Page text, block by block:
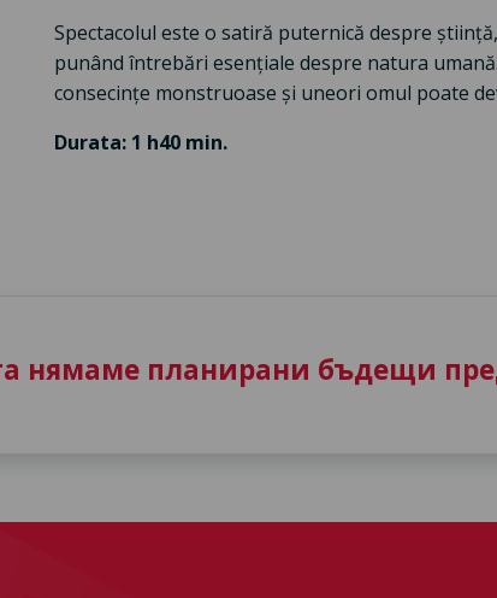
Spectacolul este o satiră puternică despre
punând întrebări esențiale despre natura
consecințe monstruoase și uneori omul poate
Durata: 1 h40 min.
нямаме планирани бъдещи